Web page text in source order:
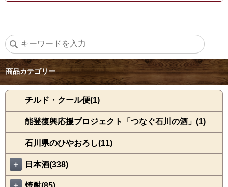
商品カテゴリー
チルド・クール便(1)
能登復興応援プロジェクト「つなぐ石川の酒」(1)
石川県のひやおろし(11)
＋ 日本酒(338)